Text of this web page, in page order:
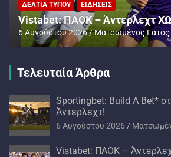
ΠΑΟΚ – Άντερλεχτ με
Ενισχυμένες Αποδόσεις
6 Αυγούστου 2026
Τελευταία Άρθρα
Sportingbet: Build A Bet*
Άντερλεχτ!
6 Αυγούστου 2026
Vistabet: ΠΑΟΚ –